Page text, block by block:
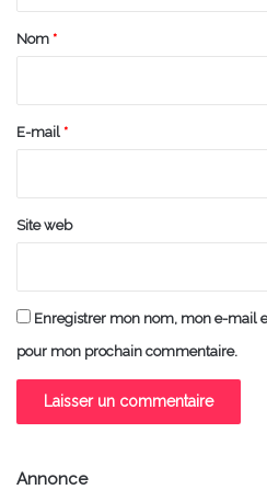
a
e
Nom *
E-mail *
Site web
Enregistrer mon nom, mon e-mail
pour mon prochain commentaire.
Annonce